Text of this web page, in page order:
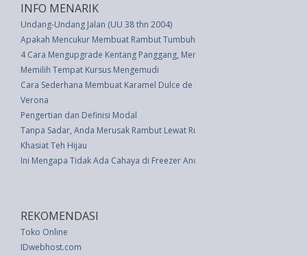
INFO MENARIK
Undang-Undang Jalan (UU 38 thn 2004)
Apakah Mencukur Membuat Rambut Tumbuh Kembali, Lebih Tebal, Lebih
4 Cara Mengupgrade Kentang Panggang, Menurut Koki Profesional
Memilih Tempat Kursus Mengemudi
Cara Sederhana Membuat Karamel Dulce de Leche
Verona
Pengertian dan Definisi Modal
Tanpa Sadar, Anda Merusak Rambut Lewat Rutinitas Harian Anda
Khasiat Teh Hijau
Ini Mengapa Tidak Ada Cahaya di Freezer Anda?
REKOMENDASI
Toko Online
IDwebhost.com